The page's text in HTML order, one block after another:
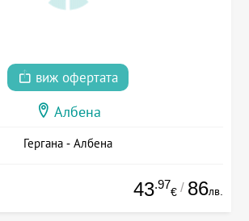
виж офертата
Албена
Гергана - Албена
43.97
€ / 86лв.